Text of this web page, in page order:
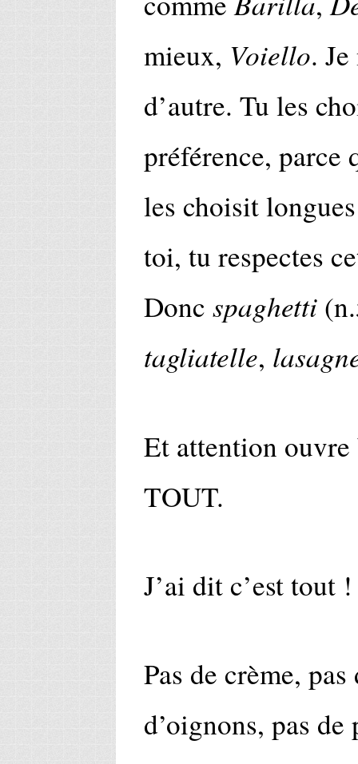
mieux, Voiello.
d’autre. Tu les
préférence, parce
les choisit
toi, tu respectes
Donc spaghetti
tagliatelle,
Et attention ouvre
TOUT.
J’ai dit c’est tout
Pas de crème,
d’oignons, pas de